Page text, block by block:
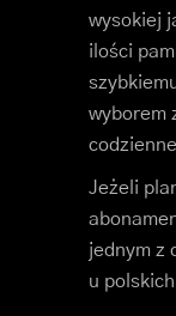
wysokiej
ilości
wyborem
Jeżeli
jednym z
u